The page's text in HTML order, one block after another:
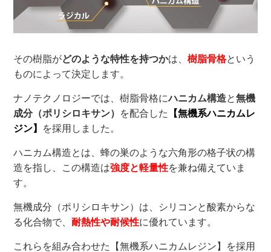
その樹脂がどのような特性を持つかは、樹脂骨格という
ものによって決定します。
ナノテクノロジーでは、樹脂骨格にハニカム構造と無機
成分（ポリシロキサン） を配合した
【無機系ハニカムレ
ジン】 を採用しました。
ハニカム構造とは、蜂の巣のような六角形の格子状の構
造を指し、この構造は強度と軽量性を兼ね備えていま
す。
無機成分（ポリシロキサン）は、シリコンと酸素からな
る化合物で、耐熱性や耐候性に優れています。
これらを組み合わせた【無機系ハニカムレジン】を採用